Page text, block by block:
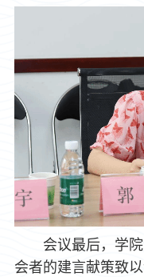
会议最后，学
会者的建言献策致